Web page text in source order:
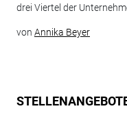
drei Viertel der
von Annika Beyer